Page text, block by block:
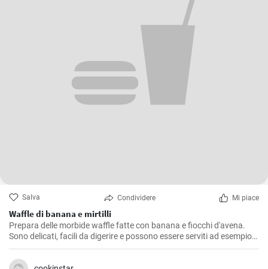
Salva Condividere Mi piace
Waffle di banana e mirtilli
Prepara delle morbide waffle fatte con banana e fiocchi d'avena.
Sono delicati, facili da digerire e possono essere serviti ad esempio
con mirtilli freschi e sciroppo di mirtilli.